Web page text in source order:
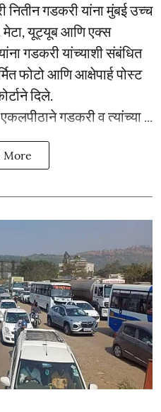
नितीन गडकरी यांना मुंबई उच्च
मेटा, यूट्यूब आणि एक्स
गडकरी यांच्याशी संबंधित
फोटो आणि आक्षेपार्ह पोस्ट
दिले.
गडकरी व त्यांच्या ...
More